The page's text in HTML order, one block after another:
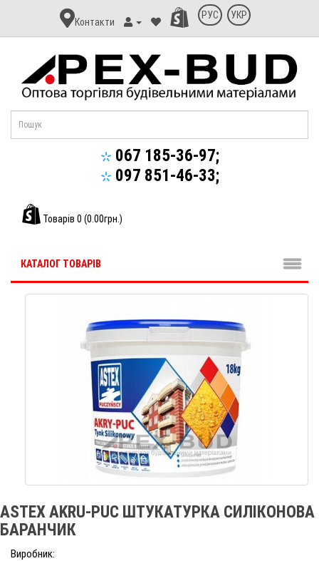
Контакт
Апекс-
Контакти
РУС УКР
067 185-36-97;
097 851-46-33;
Товарів 0 (0.00грн.)
КАТАЛОГ ТОВАРІВ
ASTEX AKRU-PUC ШТУКАТУРКА СИЛІКОНОВА
БАРАНЧИК
Виробник: